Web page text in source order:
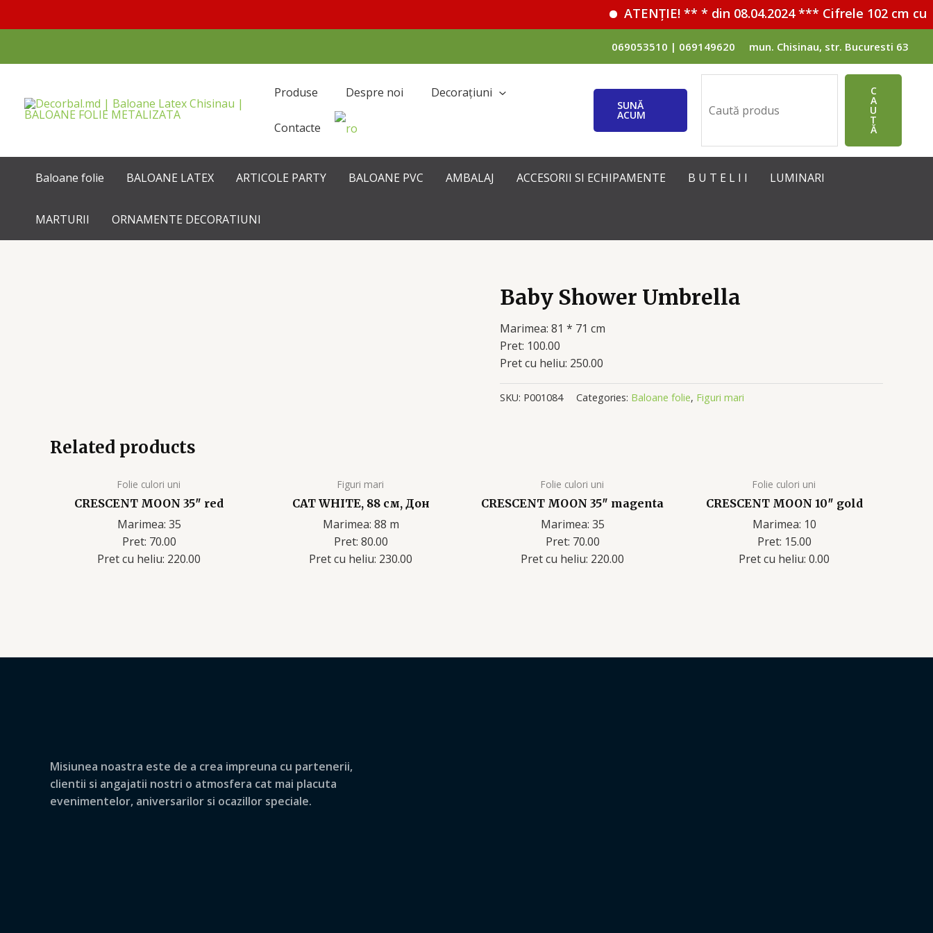
ATENȚIE! ** * din 08.04.2024 *** Cifrele 102 cm cu
069053510 | 069149620 mun. Chisinau, str. Bucuresti 63
Produse Despre noi Decorațiuni
Contacte
SUNĂ
ACUM
C
A
U
T
Ă
Baloane folie BALOANE LATEX ARTICOLE PARTY BALOANE PVC AMBALAJ ACCESORII SI ECHIPAMENTE B U T E L I I LUMINARI
MARTURII ORNAMENTE DECORATIUNI
Baby Shower Umbrella
Marimea: 81 * 71 cm
Pret: 100.00
Pret cu heliu: 250.00
SKU: P001084 Categories: Baloane folie, Figuri mari
Related products
Folie culori uni
CRESCENT MOON 35″ red
Marimea: 35
Pret: 70.00
Pret cu heliu: 220.00
Figuri mari
CAT WHITE, 88 см, Дон
Marimea: 88 m
Pret: 80.00
Pret cu heliu: 230.00
Folie culori uni
CRESCENT MOON 35″ magenta
Marimea: 35
Pret: 70.00
Pret cu heliu: 220.00
Folie culori uni
CRESCENT MOON 10″ gold
Marimea: 10
Pret: 15.00
Pret cu heliu: 0.00
Misiunea noastra este de a crea impreuna cu partenerii,
clientii si angajatii nostri o atmosfera cat mai placuta
evenimentelor, aniversarilor si ocazillor speciale.